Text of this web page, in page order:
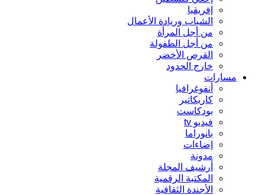
إفريقيا
الشباب وريادة الأعمال
من أجل المرأة
من أجل الطفولة
القرص الأخضر
خارج الحدود
مسارات
أنفوغرافيا
كاريكاتير
بودكاست
فيديو tv
بانوراما
إضاءات
مدونة
أرشيف المجلة
المكتبة الرقمية
الأجندة الثقافية